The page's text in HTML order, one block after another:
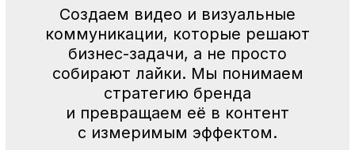
соединяет маркетинг и визуальный
сторителлинг. Сначала формулируем
идею и аудиторию, затем создаем видео
и визуалы, которые приводят клиентов.
Анализ целевой
аудитории и
конкурентов
(1)